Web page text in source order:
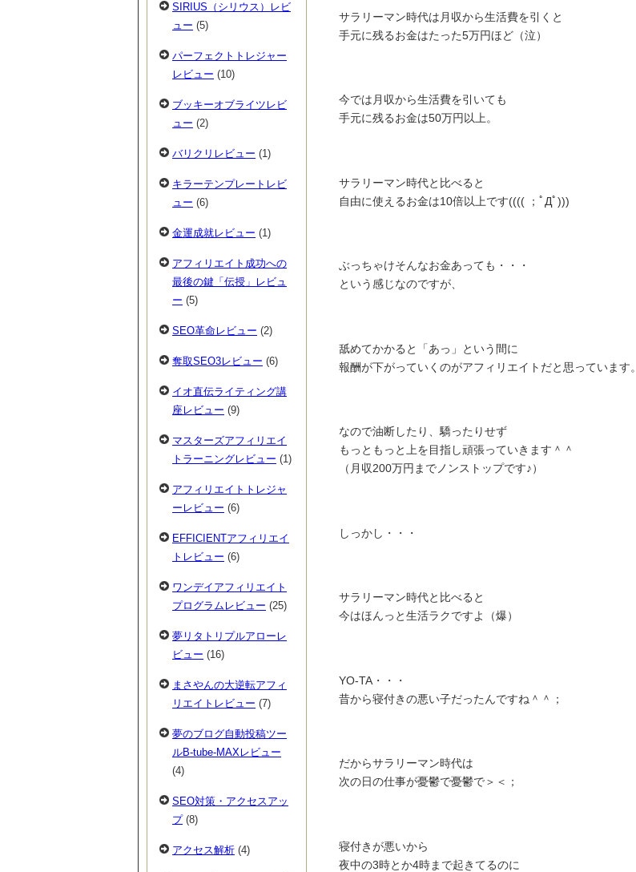
サラリーマン時代は月収から生活費を引くと
手元に残るお金はたった5万円ほど（泣）
今では月収から生活費を引いても
手元に残るお金は50万円以上。
サラリーマン時代と比べると
自由に使えるお金は10倍以上です(((( ；ﾟДﾟ)))
ぶっちゃけそんなお金あっても・・・
という感じなのですが、
舐めてかかると「あっ」という間に
報酬が下がっていくのがアフィリエイトだと思っています。
なので油断したり、驕ったりせず
もっともっと上を目指し頑張っていきます＾＾
（月収200万円までノンストップです♪）
しっかし・・・
サラリーマン時代と比べると
今はほんっと生活ラクですよ（爆）
YO-TA・・・
昔から寝付きの悪い子だったんですね＾＾；
だからサラリーマン時代は
次の日の仕事が憂鬱で憂鬱で＞＜；
寝付きが悪いから
夜中の3時とか4時まで起きてるのに
SIRIUS（シリウス）レビ
ュー (5)
パーフェクトトレジャー
レビュー (10)
ブッキーオブライツレビ
ュー (2)
バリクリレビュー (1)
キラーテンプレートレビ
ュー (6)
金運成就レビュー (1)
アフィリエイト成功への
最後の鍵「伝授」レビュ
ー (5)
SEO革命レビュー (2)
奪取SEO3レビュー (6)
イオ直伝ライティング講
座レビュー (9)
マスターズアフィリエイ
トラーニングレビュー (1)
アフィリエイトトレジャ
ーレビュー (6)
EFFICIENTアフィリエイ
トレビュー (6)
ワンデイアフィリエイト
プログラムレビュー (25)
夢リタトリプルアローレ
ビュー (16)
まさやんの大逆転アフィ
リエイトレビュー (7)
夢のブログ自動投稿ツー
ルB-tube-MAXレビュー
(4)
SEO対策・アクセスアッ
プ(8)
アクセス解析 (4)